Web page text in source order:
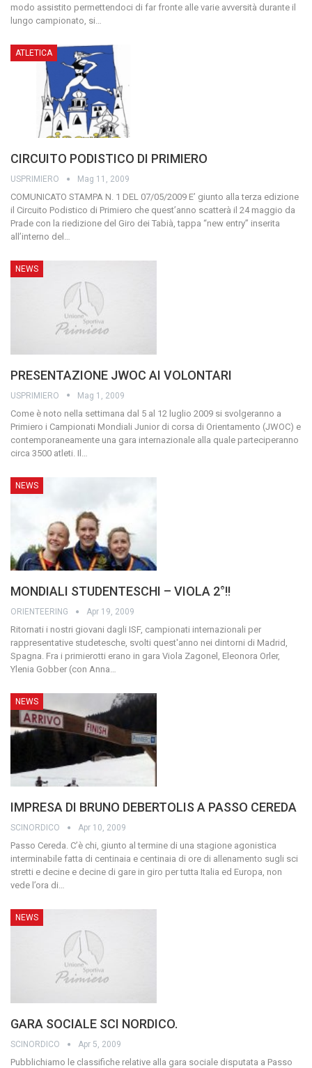
modo assistito permettendoci di far fronte alle varie avversità durante il
lungo campionato, si
ATLETICA
CIRCUITO PODISTICO DI PRIMIERO
USPRIMIERO Mag 11, 2009
COMUNICATO STAMPA N. 1 DEL 07/05/2009 E’ giunto alla terza edizione
il Circuito Podistico di Primiero che quest’anno scatterà il 24 maggio da
Prade con la riedizione del Giro dei Tabià, tappa “new entry” inserita
all’interno del …
NEWS
PRESENTAZIONE JWOC AI VOLONTARI
USPRIMIERO Mag 1, 2009
Come è noto nella settimana dal 5 al 12 luglio 2009 si svolgeranno a
Primiero i Campionati Mondiali Junior di corsa di Orientamento (JWOC) e
contemporaneamente una gara internazionale alla quale parteciperanno
circa 3500 atleti. Il
NEWS
MONDIALI STUDENTESCHI – VIOLA 2°!!
ORIENTEERING Apr 19, 2009
Ritornati i nostri giovani dagli ISF, campionati internazionali per
rappresentative studetesche, svolti quest'anno nei dintorni di Madrid,
Spagna. Fra i primierotti erano in gara Viola Zagonel, Eleonora Orler,
Ylenia Gobber (con Anna…
NEWS
IMPRESA DI BRUNO DEBERTOLIS A PASSO CEREDA
SCINORDICO Apr 10, 2009
Passo Cereda. C’è chi, giunto al termine di una stagione agonistica
interminabile fatta di centinaia e centinaia di ore di allenamento sugli sci
stretti e decine e decine di gare in giro per tutta Italia ed Europa, non
vede l’ora di…
NEWS
GARA SOCIALE SCI NORDICO.
SCINORDICO Apr 5, 2009
Pubblichiamo le classifiche relative alla gara sociale disputata a Passo